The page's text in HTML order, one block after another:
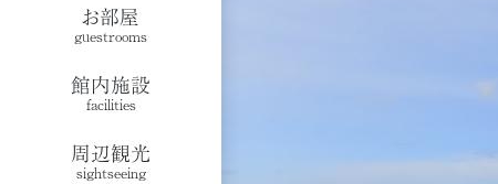
お部屋
guestrooms
館内施設
facilities
周辺観光
sightseeing